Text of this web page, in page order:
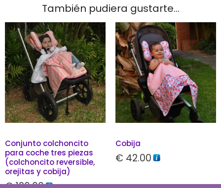
También pudiera gustarte...
Conjunto colchoncito
para coche tres piezas
(colchoncito reversible,
orejitas y cobija)
Cobija
€ 42.00